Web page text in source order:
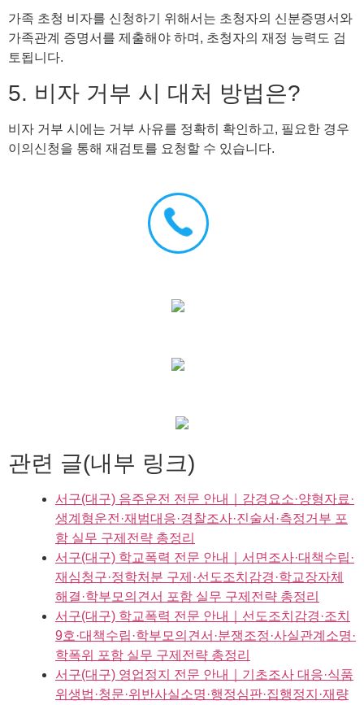
가족 초청 비자를 신청하기 위해서는 초청자의 신분증명서와
가족관계 증명서를 제출해야 하며, 초청자의 재정 능력도 검
토됩니다.
5. 비자 거부 시 대처 방법은?
비자 거부 시에는 거부 사유를 정확히 확인하고, 필요한 경우
이의신청을 통해 재검토를 요청할 수 있습니다.
관련 글(내부 링크)
서구(대구) 음주운전 전문 안내｜감경요소·양형자료·
생계형운전·재범대응·경찰조사·진술서·측정거부 포
함 실무 구제전략 총정리
서구(대구) 학교폭력 전문 안내｜서면조사·대책수립·
재심청구·정학처분 구제·선도조치감경·학교장자체
해결·학부모의견서 포함 실무 구제전략 총정리
서구(대구) 학교폭력 전문 안내｜선도조치감경·조치
9호·대책수립·학부모의견서·분쟁조정·사실관계소명·
학폭위 포함 실무 구제전략 총정리
서구(대구) 영업정지 전문 안내｜기초조사 대응·식품
위생법·청문·위반사실소명·행정심판·집행정지·재량